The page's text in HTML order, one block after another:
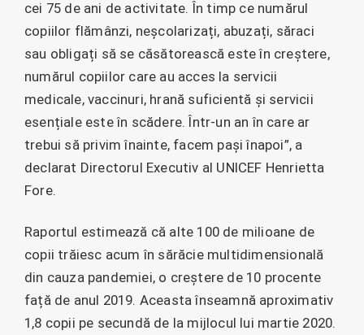
cei 75 de ani de activitate. În timp ce numărul
copiilor flămânzi, neșcolarizați, abuzați, săraci
sau obligați să se căsătorească este în creștere,
numărul copiilor care au acces la servicii
medicale, vaccinuri, hrană suficientă și servicii
esențiale este în scădere. Într-un an în care ar
trebui să privim înainte, facem pași înapoi”, a
declarat Directorul Executiv al UNICEF Henrietta
Fore.
Raportul estimează că alte 100 de milioane de
copii trăiesc acum în sărăcie multidimensională
din cauza pandemiei, o creștere de 10 procente
față de anul 2019. Aceasta înseamnă aproximativ
1,8 copii pe secundă de la mijlocul lui martie 2020.